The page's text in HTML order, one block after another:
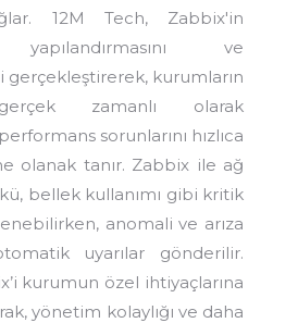
12M Tech, Zabbix'in
ve
gerçekleştirerek, kurumların
zamanlı olarak
sorunlarını hızlıca
olanak tanır. Zabbix ile ağ
bellek kullanımı gibi kritik
anomali ve arıza
uyarılar gönderilir.
kurumun özel ihtiyaçlarına
yönetim kolaylığı ve daha